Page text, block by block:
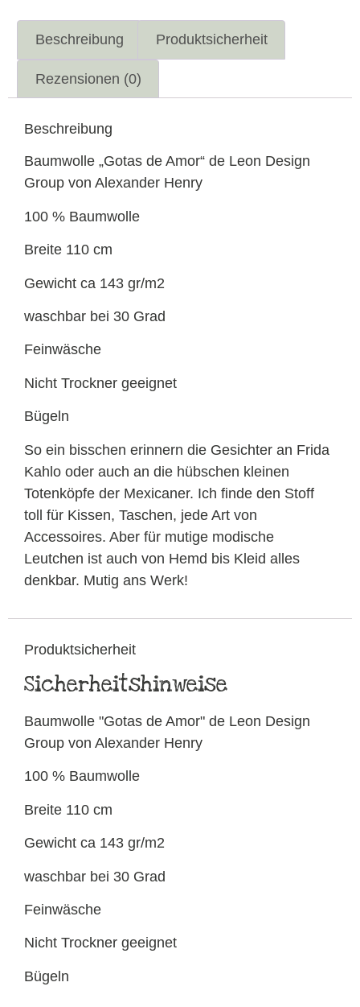
Beschreibung Produktsicherheit
Rezensionen (0)
Beschreibung
Baumwolle „Gotas de Amor“ de Leon Design
Group von Alexander Henry
100 % Baumwolle
Breite 110 cm
Gewicht ca 143 gr/m2
waschbar bei 30 Grad
Feinwäsche
Nicht Trockner geeignet
Bügeln
So ein bisschen erinnern die Gesichter an Frida
Kahlo oder auch an die hübschen kleinen
Totenköpfe der Mexicaner. Ich finde den Stoff
toll für Kissen, Taschen, jede Art von
Accessoires. Aber für mutige modische
Leutchen ist auch von Hemd bis Kleid alles
denkbar. Mutig ans Werk!
Produktsicherheit
Sicherheitshinweise
Baumwolle "Gotas de Amor" de Leon Design
Group von Alexander Henry
100 % Baumwolle
Breite 110 cm
Gewicht ca 143 gr/m2
waschbar bei 30 Grad
Feinwäsche
Nicht Trockner geeignet
Bügeln